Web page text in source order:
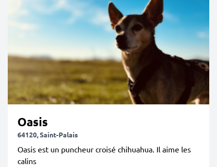
Oasis
64120, Saint-Palais
Oasis est un puncheur croisé chihuahua. Il aime les
calins